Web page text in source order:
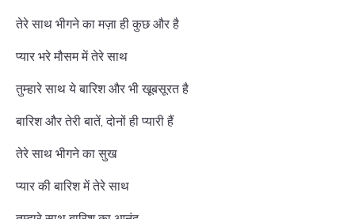
तेरे साथ भीगने का मज़ा ही कुछ और है
प्यार भरे मौसम में तेरे साथ
तुम्हारे साथ ये बारिश और भी खूबसूरत है
बारिश और तेरी बातें, दोनों ही प्यारी हैं
तेरे साथ भीगने का सुख
प्यार की बारिश में तेरे साथ